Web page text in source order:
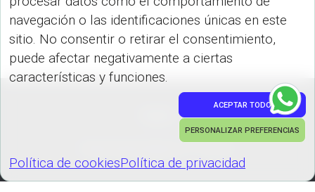
navegación o las identificaciones únicas en este
sitio. No consentir o retirar el consentimiento,
puede afectar negativamente a ciertas
características y funciones.
ACEPTAR TODO
PERSONALIZAR PREFERENCIAS
Política de cookiesPolítica de privacidad